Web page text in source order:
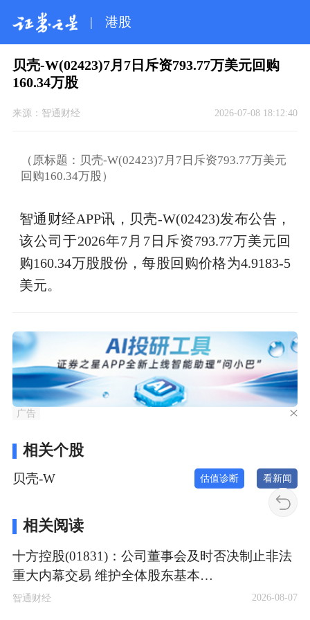
| 港股
贝壳-W(02423)7月7日斥资793.77万美元回购
160.34万股
来源： 智通财经 2026-07-08 18:12:40
（原标题：贝壳-W(02423)7月7日斥资793.77万美元
回购160.34万股）
智通财经APP讯，贝壳-W(02423)发布公告，
该公司于2026年7月7日斥资793.77万美元回
购160.34万股股份，每股回购价格为4.9183-5
美元。
广告
相关个股
贝壳-W 估值诊断 看新闻
相关阅读
十方控股(01831)：公司董事会及时否决制止非法
重大内幕交易 维护全体股东基本…
智通财经 2026-08-07